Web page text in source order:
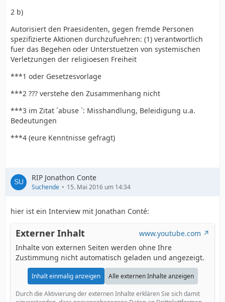
2 b)
Autorisiert den Praesidenten, gegen fremde Personen
spezifizierte Aktionen durchzufuehren: (1) verantwortlich
fuer das Begehen oder Unterstuetzen von systemischen
Verletzungen der religioesen Freiheit
***1 oder Gesetzesvorlage
***2 ??? verstehe den Zusammenhang nicht
***3 im Zitat ´abuse `: Misshandlung, Beleidigung u.a.
Bedeutungen
***4 (eure Kenntnisse gefragt)
RIP Jonathon Conte
Suchende 15. Mai 2016 um 14:34
hier ist ein Interview mit Jonathan Conté:
Externer Inhalt
www.youtube.com
Inhalte von externen Seiten werden ohne Ihre
Zustimmung nicht automatisch geladen und angezeigt.
Inhalt einmalig anzeigen Alle externen Inhalte anzeigen
Durch die Aktivierung der externen Inhalte erklären Sie sich damit